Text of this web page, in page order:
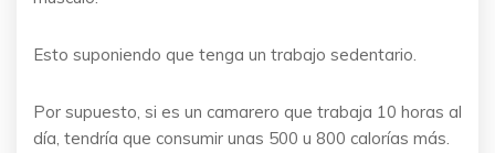
Esto suponiendo que tenga un trabajo sedentario.
Por supuesto, si es un camarero que trabaja 10 horas al
día, tendría que consumir unas 500 u 800 calorías más.